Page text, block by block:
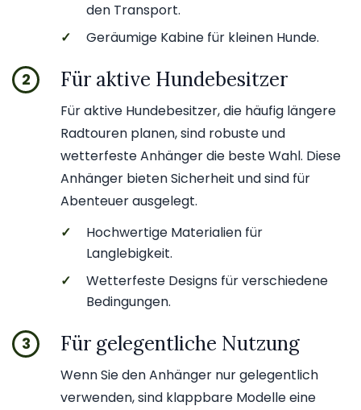
den Transport.
✓
Geräumige Kabine für kleinen Hunde.
2 Für aktive Hundebesitzer
Für aktive Hundebesitzer, die häufig längere
Radtouren planen, sind robuste und
wetterfeste Anhänger die beste Wahl. Diese
Anhänger bieten Sicherheit und sind für
Abenteuer ausgelegt.
✓
Hochwertige Materialien für
Langlebigkeit.
✓
Wetterfeste Designs für verschiedene
Bedingungen.
3 Für gelegentliche Nutzung
Wenn Sie den Anhänger nur gelegentlich
verwenden, sind klappbare Modelle eine